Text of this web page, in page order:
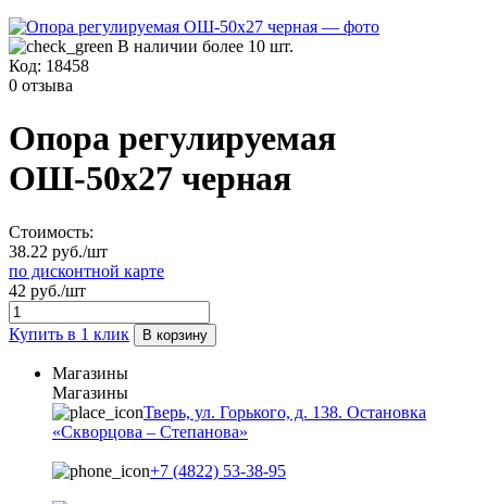
В наличии более 10 шт.
Код: 18458
0 отзыва
Опора регулируемая
ОШ-50х27 черная
Стоимость:
38.22 руб./шт
по дисконтной карте
42 руб./шт
Купить в 1 клик В корзину
Магазины
Магазины
Тверь, ул. Горького, д. 138. Остановка
«Скворцова – Степанова»
+7 (4822) 53-38-95